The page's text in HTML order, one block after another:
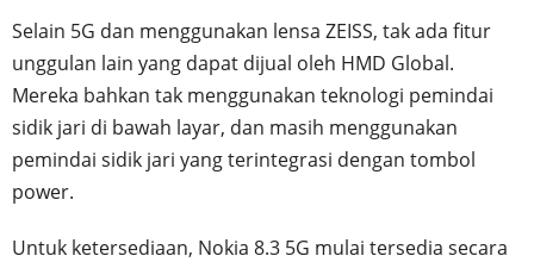
Selain 5G dan menggunakan lensa ZEISS, tak ada fitur
unggulan lain yang dapat dijual oleh HMD Global.
Mereka bahkan tak menggunakan teknologi pemindai
sidik jari di bawah layar, dan masih menggunakan
pemindai sidik jari yang terintegrasi dengan tombol
power.
Untuk ketersediaan, Nokia 8.3 5G mulai tersedia secara